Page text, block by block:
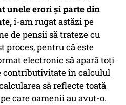
unele erori și parte din
i-am rugat astăzi pe
de pensii să trateze cu
proces, pentru că este
electronic să apară toți
contributivitate în calculul
să reflecte toată
care oamenii au avut-o.